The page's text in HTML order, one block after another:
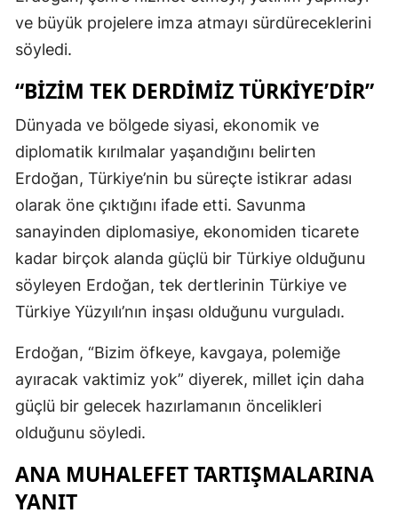
ve büyük projelere imza atmayı sürdüreceklerini
söyledi.
“BIZIM TEK DERDIMIZ TÜRKIYE’DIR”
Dünyada ve bölgede siyasi, ekonomik ve
diplomatik kırılmalar yaşandığını belirten
Erdoğan, Türkiye’nin bu süreçte istikrar adası
olarak öne çıktığını ifade etti. Savunma
sanayinden diplomasiye, ekonomiden ticarete
kadar birçok alanda güçlü bir Türkiye olduğunu
söyleyen Erdoğan, tek dertlerinin Türkiye ve
Türkiye Yüzyılı’nın inşası olduğunu vurguladı.
Erdoğan, “Bizim öfkeye, kavgaya, polemiğe
ayıracak vaktimiz yok” diyerek, millet için daha
güçlü bir gelecek hazırlamanın öncelikleri
olduğunu söyledi.
ANA MUHALEFET TARTIŞMALARINA
YANIT